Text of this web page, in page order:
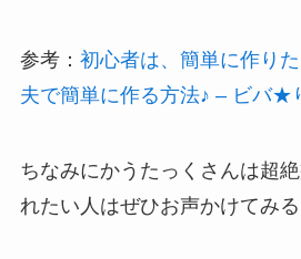
参考： 初心者は、簡単に作り
夫で簡単に作る方法♪ – ビバ★
ちなみにかうたっくさんは超
れたい人はぜひお声かけてみる